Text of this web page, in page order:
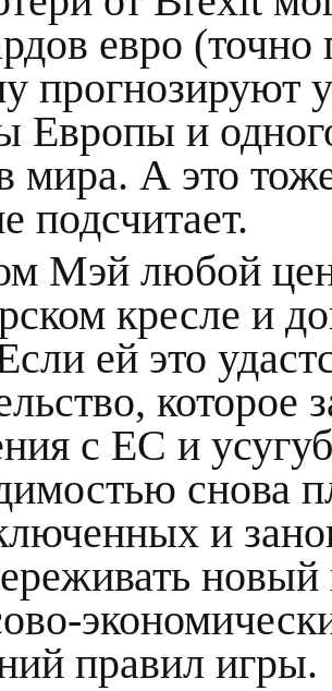
евро (точно
прогнозируют
Европы и
мира. А это
подсчитает.
Мэй любой
кресле и
ей это
которое
с ЕС и
снова
и
правил игры.